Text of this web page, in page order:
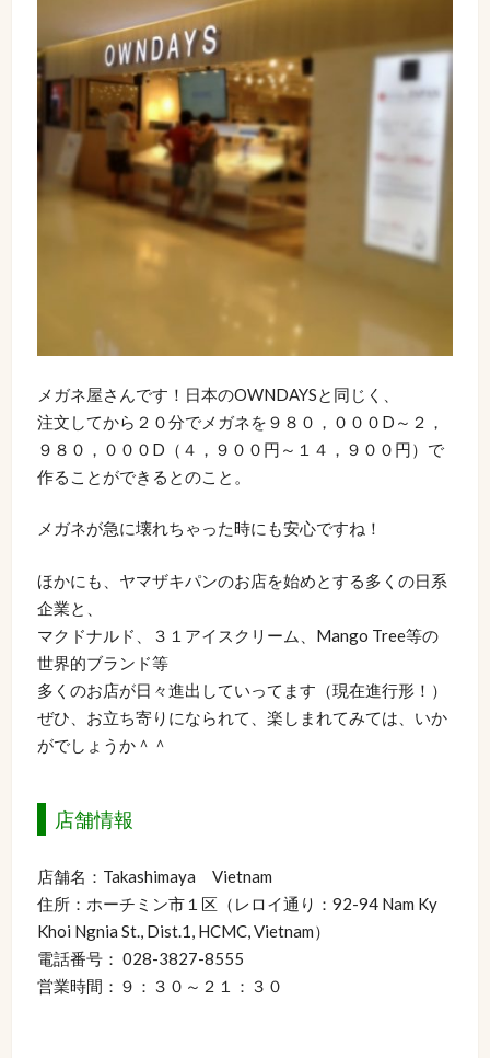
メガネ屋さんです！日本のOWNDAYSと同じく、
注文してから２０分でメガネを９８０，０００D～２，
９８０，０００D（４，９００円～１４，９００円）で
作ることができるとのこと。
メガネが急に壊れちゃった時にも安心ですね！
ほかにも、ヤマザキパンのお店を始めとする多くの日系
企業と、
マクドナルド、３１アイスクリーム、Mango Tree等の
世界的ブランド等
多くのお店が日々進出していってます（現在進行形！）
ぜひ、お立ち寄りになられて、楽しまれてみては、いか
がでしょうか＾＾
店舗情報
店舗名：Takashimaya Vietnam
住所：ホーチミン市１区（レロイ通り：92-94 Nam Ky
Khoi Ngnia St., Dist.1, HCMC, Vietnam）
電話番号： 028-3827-8555
営業時間：９：３０～２１：３０